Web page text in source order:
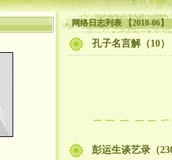
网络日志列表 【2018-06】
孔子名言解（10）
彭运生谈艺录（